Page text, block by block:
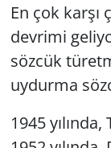
En çok karşı
devrimi
sözcük
uydurma
1945